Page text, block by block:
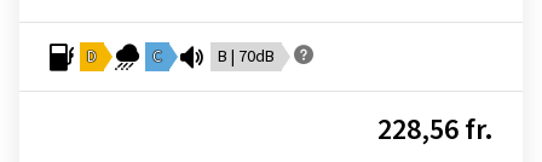
D C B | 70dB
228,56 fr.